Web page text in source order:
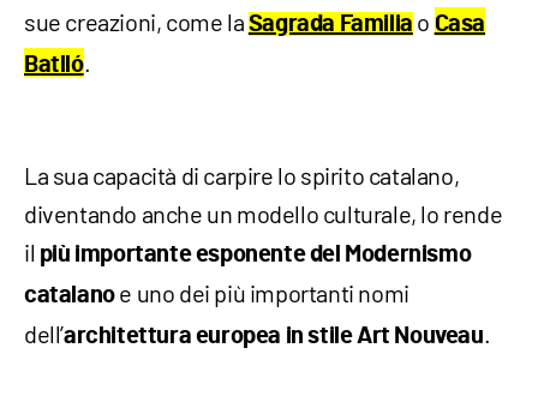
sue creazioni, come la Sagrada Familiao Casa
Batlló.
La sua capacità di carpire lo spirito catalano,
diventando anche un modello culturale, lo rende
il più importante esponente del Modernismo
catalanoe uno dei più importanti nomi
dell’architettura europea in stile Art Nouveau.